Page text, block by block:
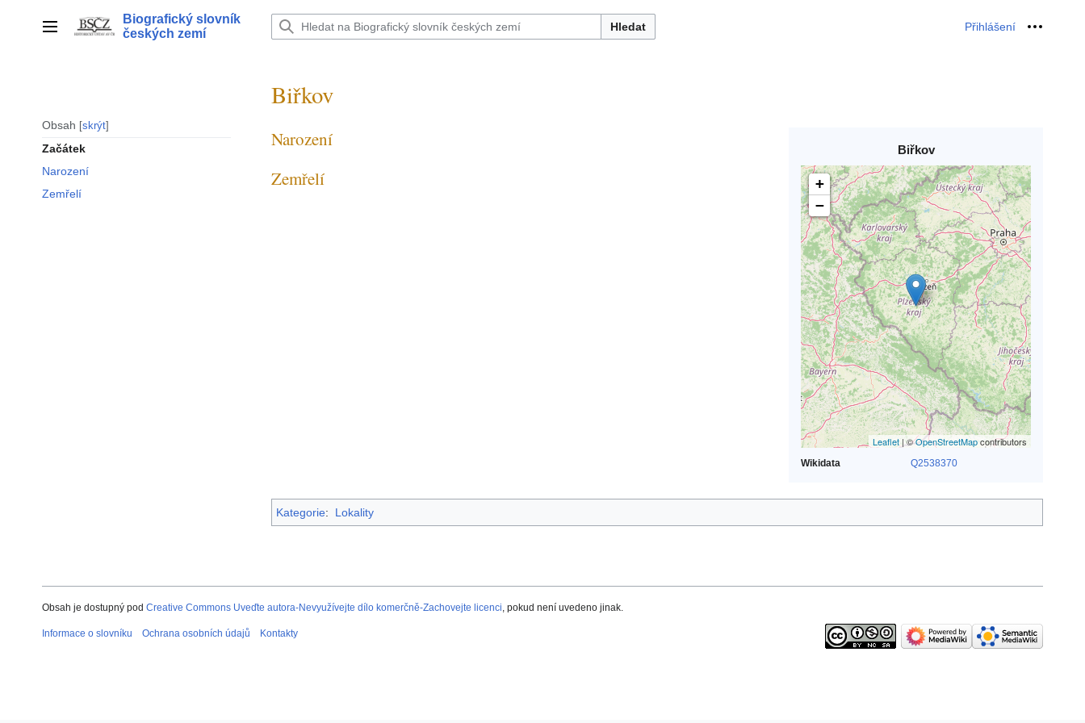
Hlavní menu
Biografický slovník
českých zemí
Hledat Přihlášení Osobní
Obsah skrýt
Začátek
Narození
Zemřelí
Biřkov
Biřkov
+
−
Leaflet | ©OpenStreetMapcontributors
Wikidata Q2538370
Narození
Zemřelí
Kategorie: Lokality
Obsah je dostupný pod Creative Commons Uveďte autora-Nevyužívejte dílo komerčně-Zachovejte licenci, pokud není uvedeno jinak.
Informace o slovníku Ochrana osobních údajů Kontakty